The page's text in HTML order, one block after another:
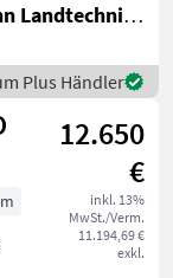
Kaufmann Landtechnik GmbH
Plus Händler
12.650
€
inkl. 13%
MwSt./Verm.
11.194,69 €
exkl.